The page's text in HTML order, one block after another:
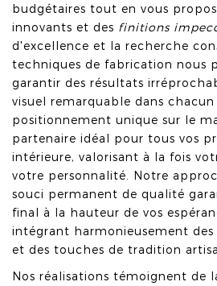
budgétaires tout en vous
innovants et des finitions
d'excellence et la recherche
techniques de fabrication nous
garantir des résultats
visuel remarquable dans
positionnement unique sur le
partenaire idéal pour tous vos
intérieure, valorisant à la fois
votre personnalité. Notre
souci permanent de qualité
final à la hauteur de vos
intégrant harmonieusement
et des touches de tradition
Nos réalisations témoignent de